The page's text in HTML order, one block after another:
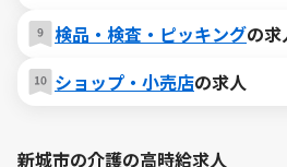
検品・検査・ピッキングの求
ショップ・小売店の求人
新城市の介護の高時給求人